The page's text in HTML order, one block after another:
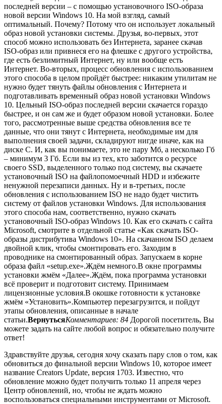
последней версии – с помощью установочного ISO-образа
новой версии Windows 10. На мой взгляд, самый
оптимальный. Почему? Потому что он использует локальный
образ новой установки системы. Друзья, во-первых, этот
способ можно использовать без Интернета, заранее скачав
ISO-образ или привнеся его на флешке с другого устройства,
где есть безлимитный Интернет, ну или вообще есть
Интернет. Во-вторых, процесс обновления с использованием
этого способа в целом пройдёт быстрее: никаким утилитам не
нужно будет тянуть файлы обновления с Интернета и
подготавливать временный образ новой установки Windows
10. Цельный ISO-образ последней версии скачается гораздо
быстрее, и он сам же и будет образом новой установки. Более
того, рассмотренные выше средства обновления все те
данные, что они тянут с Интернета, необходимые им для
выполнения своей задачи, складируют нигде иначе, как на
диске С. И, как вы понимаете, это не пару Мб, а несколько Гб
– минимум 3 Гб. Если вы из тех, кто заботится о ресурсе
своего SSD, выделенного только под систему, вы скачаете
установочный ISO на файлопомоечный HDD и избежите
ненужной перезаписи данных. Ну и в-третьих, после
обновления с использованием ISO не надо будет чистить
систему от файлов установки Windows. Для использования
этого способа нам, соответственно, нужно скачать
установочный ISO-образ Windows 10. Как его скачать с сайта
Microsoft, смотрите в отдельной статье «Как скачать ISO-
образы дистрибутива Windows 10». На скачанном ISO делаем
двойной клик, чтобы смонтировать его. Заходим в
проводнике на смонтированный образ. Запускаем в корне
образа файл «setup.exe».Ждём немного.В окне программы
установки жмём «Далее».Ждём, пока программа установки
всё проверит и подготовит систему. Принимаем
лицензионные условия.В окошке готовности к установке
жмём «Установить».Компьютер перезагрузится, и пойдут
этапы обновления, описанные в начале
статьи.ВернутьсяКомментариев: 84 Дорогой посетитель, Вы
можете задать на сайте любой вопрос и обязательно получите
ответ!
Здравствуйте друзья, сегодня хочу сказать пару слов о том, как
обновиться до финальной версии Windows 10, которое имеет
название Creators Update, версия 1703. Известно, что
обновление можно будет получить только 11 апреля через
Центр обновлений, но, чтобы не ждать можно
воспользоваться специальными инструментами от Microsoft.